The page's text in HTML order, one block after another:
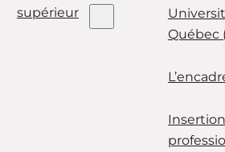
supérieur
Québec
Insertion